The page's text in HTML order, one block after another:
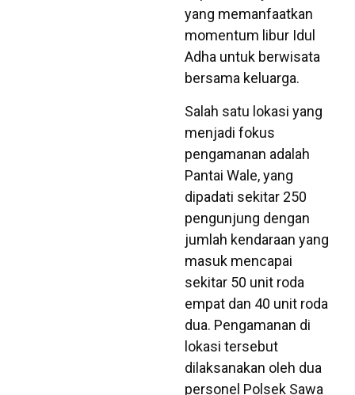
yang memanfaatkan
momentum libur Idul
Adha untuk berwisata
bersama keluarga.
Salah satu lokasi yang
menjadi fokus
pengamanan adalah
Pantai Wale, yang
dipadati sekitar 250
pengunjung dengan
jumlah kendaraan yang
masuk mencapai
sekitar 50 unit roda
empat dan 40 unit roda
dua. Pengamanan di
lokasi tersebut
dilaksanakan oleh dua
personel Polsek Sawa